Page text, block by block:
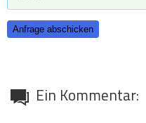
Anfrage abschicken
Ein Kommentar: